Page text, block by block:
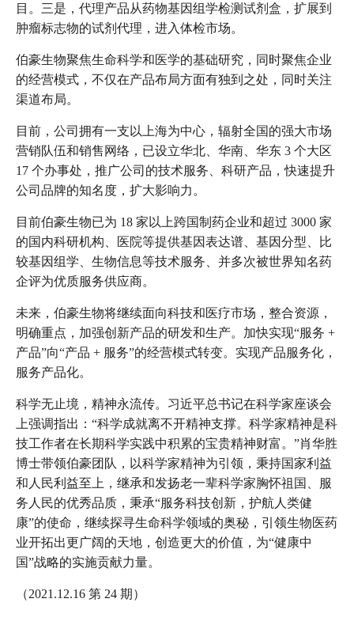
目。三是，代理产品从药物基因组学检测试剂盒，扩展到
肿瘤标志物的试剂代理，进入体检市场。
伯豪生物聚焦生命科学和医学的基础研究，同时聚焦企业
的经营模式，不仅在产品布局方面有独到之处，同时关注
渠道布局。
目前，公司拥有一支以上海为中心，辐射全国的强大市场
营销队伍和销售网络，已设立华北、华南、华东 3 个大区
17 个办事处，推广公司的技术服务、科研产品，快速提升
公司品牌的知名度，扩大影响力。
目前伯豪生物已为 18 家以上跨国制药企业和超过 3000 家
的国内科研机构、医院等提供基因表达谱、基因分型、比
较基因组学、生物信息等技术服务、并多次被世界知名药
企评为优质服务供应商。
未来，伯豪生物将继续面向科技和医疗市场，整合资源，
明确重点，加强创新产品的研发和生产。加快实现“服务 +
产品”向“产品 + 服务”的经营模式转变。实现产品服务化，
服务产品化。
科学无止境，精神永流传。习近平总书记在科学家座谈会
上强调指出：“科学成就离不开精神支撑。科学家精神是科
技工作者在长期科学实践中积累的宝贵精神财富。”肖华胜
博士带领伯豪团队，以科学家精神为引领，秉持国家利益
和人民利益至上，继承和发扬老一辈科学家胸怀祖国、服
务人民的优秀品质，秉承“服务科技创新，护航人类健
康”的使命，继续探寻生命科学领域的奥秘，引领生物医药
业开拓出更广阔的天地，创造更大的价值，为“健康中
国”战略的实施贡献力量。
（2021.12.16 第 24 期）